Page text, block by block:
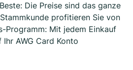
Die Preise sind das ganze
profitieren Sie von
Programm: Mit jedem Einkauf
AWG Card Konto